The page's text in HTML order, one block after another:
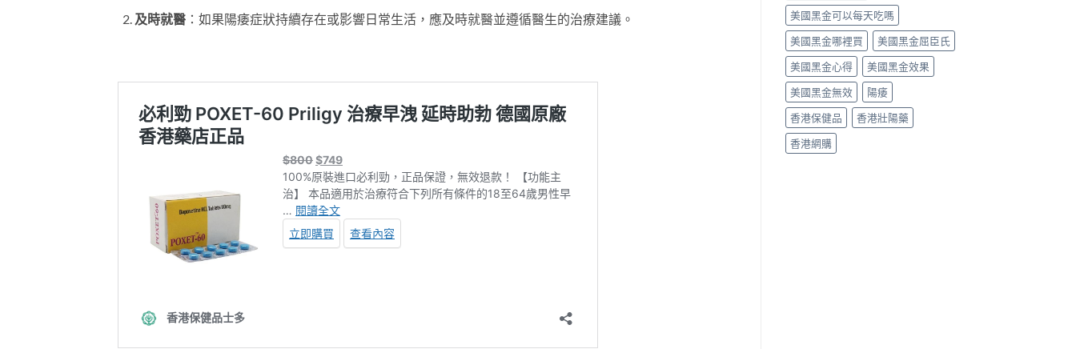
及時就醫：如果陽痿症狀持續存在或影響日常生活，應及時就醫並遵循醫生的治療建議。
美國黑金可以每天吃嗎
美國黑金哪裡買
美國黑金屈臣氏
美國黑金心得
美國黑金效果
美國黑金無效
陽痿
香港保健品
香港壯陽藥
香港網購